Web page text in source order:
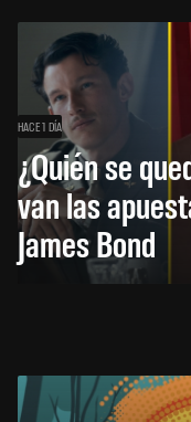
HACE 1 DÍA
¿Quién se
van las
James Bond